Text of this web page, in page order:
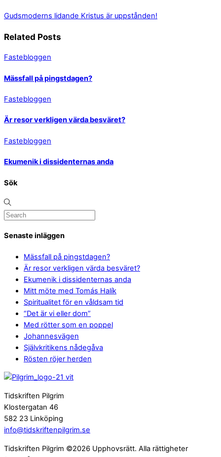
Gudsmoderns lidande Kristus är uppstånden!
Related Posts
Fastebloggen
Mässfall på pingstdagen?
Fastebloggen
Är resor verkligen värda besväret?
Fastebloggen
Ekumenik i dissidenternas anda
Sök
Senaste inläggen
Mässfall på pingstdagen?
Är resor verkligen värda besväret?
Ekumenik i dissidenternas anda
Mitt möte med Tomás Halík
Spiritualitet för en våldsam tid
“Det är vi eller dom”
Med rötter som en poppel
Johannesvägen
Självkritikens nådegåva
Rösten röjer herden
Tidskriften Pilgrim
Klostergatan 46
582 23 Linköping
info@tidskriftenpilgrim.se
Tidskriften Pilgrim ©2026 Upphovsrätt. Alla rättigheter